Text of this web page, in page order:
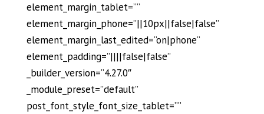
element_margin_tablet=””
element_margin_phone=”||10px||false|false”
element_margin_last_edited=”on|phone”
element_padding=”||||false|false”
_builder_version=”4.27.0″
_module_preset=”default”
post_font_style_font_size_tablet=””